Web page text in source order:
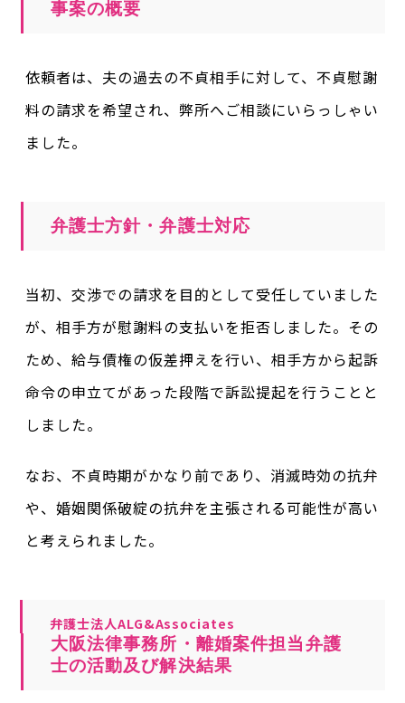
事案の概要
依頼者は、夫の過去の不貞相手に対して、不貞慰謝
料の請求を希望され、弊所へご相談にいらっしゃい
ました。
弁護士方針・弁護士対応
当初、交渉での請求を目的として受任していました
が、相手方が慰謝料の支払いを拒否しました。その
ため、給与債権の仮差押えを行い、相手方から起訴
命令の申立てがあった段階で訴訟提起を行うことと
しました。
なお、不貞時期がかなり前であり、消滅時効の抗弁
や、婚姻関係破綻の抗弁を主張される可能性が高い
と考えられました。
弁護士法人ALG&Associates
大阪法律事務所・離婚案件担当弁護
士の活動及び解決結果